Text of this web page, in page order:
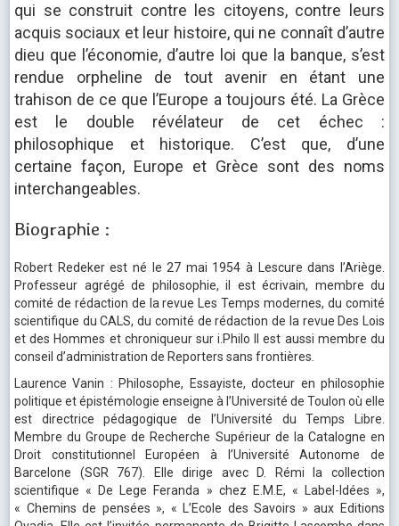
qui se construit contre les citoyens, contre leurs
acquis sociaux et leur histoire, qui ne connaît d’autre
dieu que l’économie, d’autre loi que la banque, s’est
rendue orpheline de tout avenir en étant une
trahison de ce que l’Europe a toujours été. La Grèce
est le double révélateur de cet échec :
philosophique et historique. C’est que, d’une
certaine façon, Europe et Grèce sont des noms
interchangeables.
Biographie :
Robert Redeker est né le 27 mai 1954 à Lescure dans l’Ariège.
Professeur agrégé de philosophie, il est écrivain, membre du
comité de rédaction de la revue Les Temps modernes, du comité
scientifique du CALS, du comité de rédaction de la revue Des Lois
et des Hommes et chroniqueur sur i.Philo Il est aussi membre du
conseil d’administration de Reporters sans frontières.
Laurence Vanin : Philosophe, Essayiste, docteur en philosophie
politique et épistémologie enseigne à l’Université de Toulon où elle
est directrice pédagogique de l’Université du Temps Libre.
Membre du Groupe de Recherche Supérieur de la Catalogne en
Droit constitutionnel Européen à l’Université Autonome de
Barcelone (SGR 767). Elle dirige avec D. Rémi la collection
scientifique « De Lege Feranda » chez E.M.E, « Label-Idées »,
« Chemins de pensées », « L’Ecole des Savoirs » aux Editions